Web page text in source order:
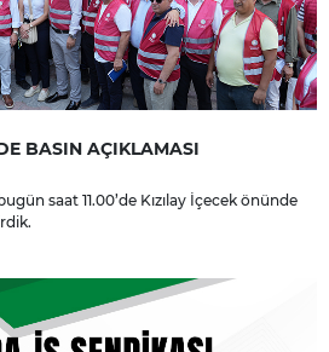
BASIN AÇIKLAMASI
saat 11.00’de Kızılay İçecek önünde